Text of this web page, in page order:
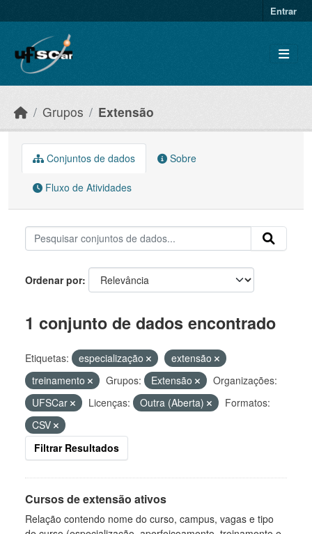
Entrar
Grupos Extensão
Conjuntos de dados Sobre
Fluxo de Atividades
Ordenar por
1 conjunto de dados encontrado
Etiquetas: especialização
extensão
treinamento
Grupos: Extensão
Organizações:
UFSCar
Licenças: Outra (Aberta)
Formatos:
CSV
Filtrar Resultados
Cursos de extensão ativos
Relação contendo nome do curso, campus, vagas e tipo